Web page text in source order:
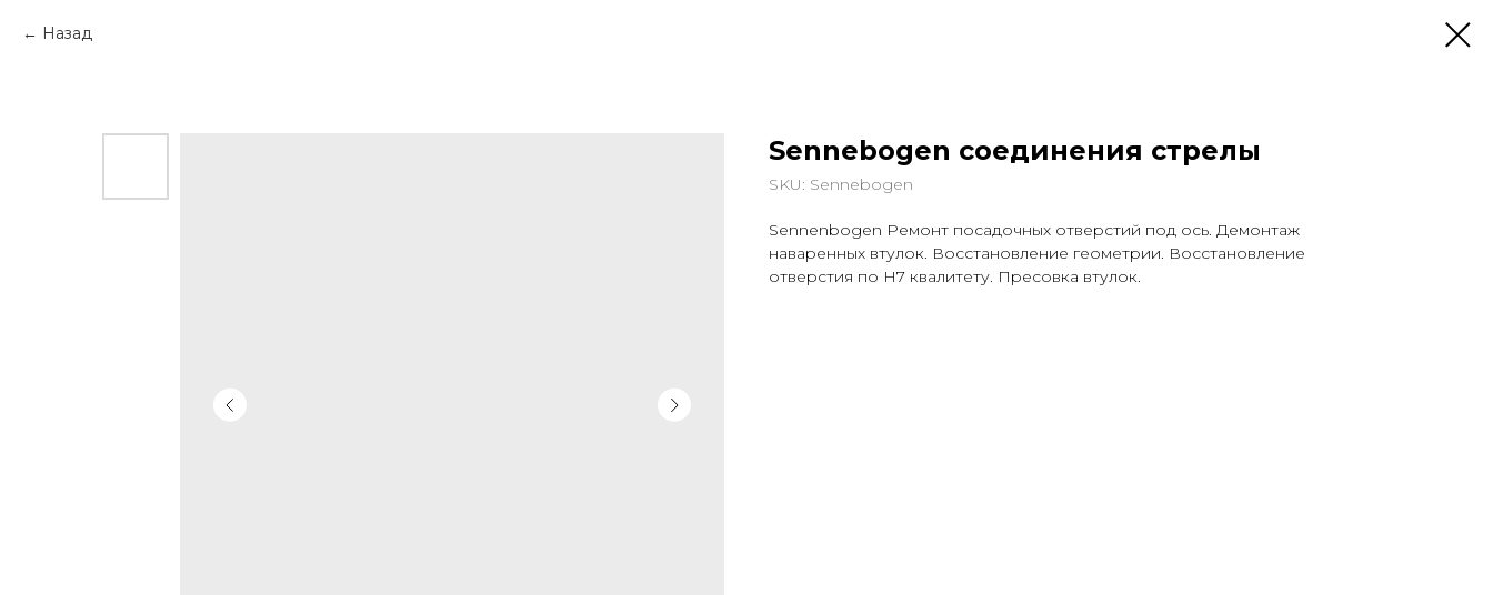
Назад
Sennebogen соединения стрелы
SKU: Sennebogen
Sennenbogen Ремонт посадочных отверстий под ось. Демонтаж
наваренных втулок. Восстановление геометрии. Восстановление
отверстия по Н7 квалитету. Пресовка втулок.